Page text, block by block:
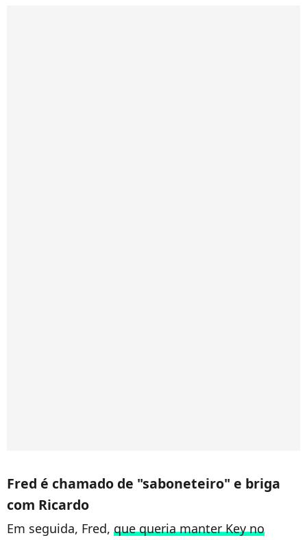
Fred é chamado de "saboneteiro" e briga
com Ricardo
Em seguida, Fred, que queria manter Key no